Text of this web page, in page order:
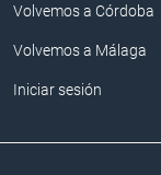
Volvemos a Córdoba
Volvemos a Málaga
Iniciar sesión